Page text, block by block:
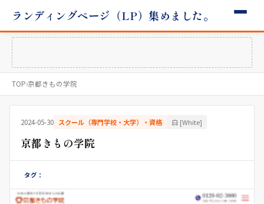
ランディングページ（LP）集めました。
TOP›京都きもの学院
2024-05-30 スクール（専門学校・大学）・資格 白 [White]
京都きもの学院
タグ：